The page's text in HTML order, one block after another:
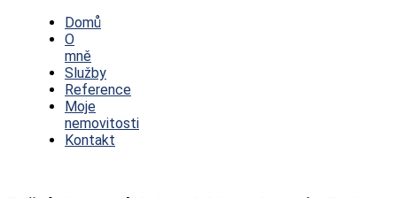
NavigationDomů
O
mně
Služby
Reference
Moje
nemovitosti
Kontakt